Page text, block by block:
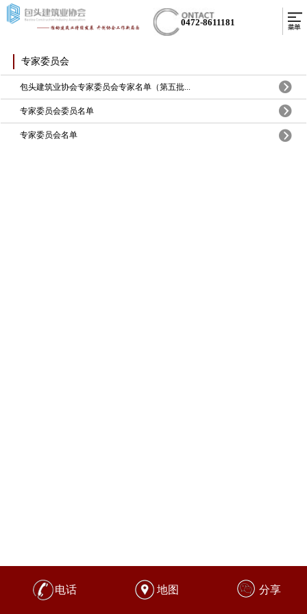
0472-8611181
专家委员会
包头建筑业协会专家委员会专家名单（第五批...
专家委员会委员名单
专家委员会名单
电话 地图 分享